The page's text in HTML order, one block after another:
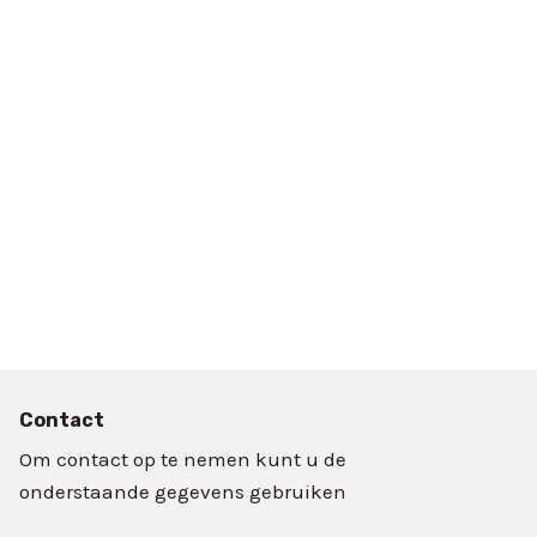
Contact
Om contact op te nemen kunt u de
onderstaande gegevens gebruiken